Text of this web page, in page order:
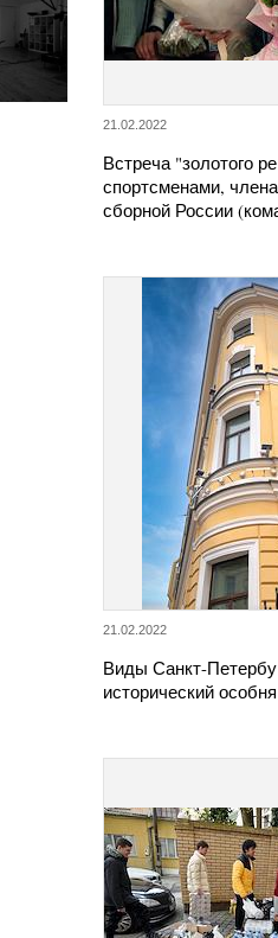
21.02.2022
Встреча "золотого
спортсменами,
сборной России
21.02.2022
Виды Санкт-
исторический